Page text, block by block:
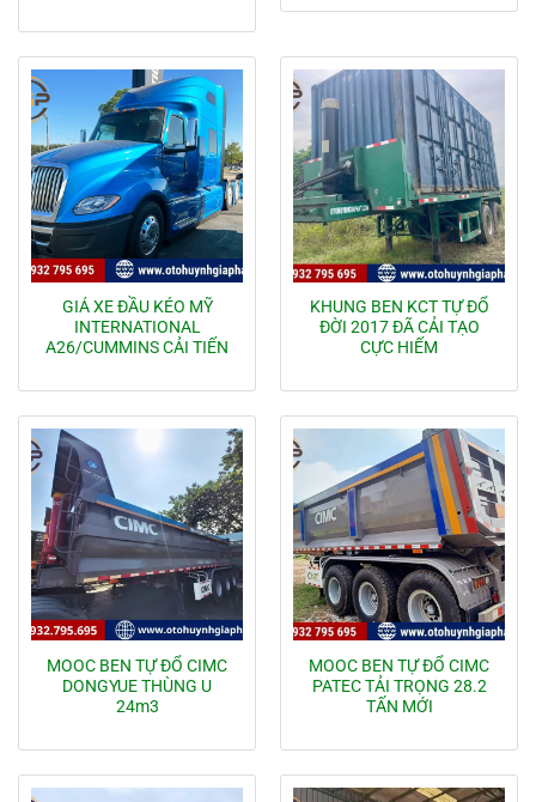
GIÁ XE ĐẦU KÉO MỸ
INTERNATIONAL
A26/CUMMINS CẢI TIẾN
KHUNG BEN KCT TỰ ĐỔ
ĐỜI 2017 ĐÃ CẢI TẠO
CỰC HIẾM
MOOC BEN TỰ ĐỔ CIMC
DONGYUE THÙNG U
24m3
MOOC BEN TỰ ĐỔ CIMC
PATEC TẢI TRỌNG 28.2
TẤN MỚI